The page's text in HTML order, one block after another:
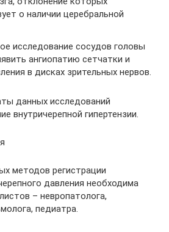
о наличии церебральной
исследование сосудов головы
ангиопатию сетчатки и
в дисках зрительных нервов.
данных исследований
внутричерепной гипертензии.
методов регистрации
давления необходима
– невропатолога,
педиатра.